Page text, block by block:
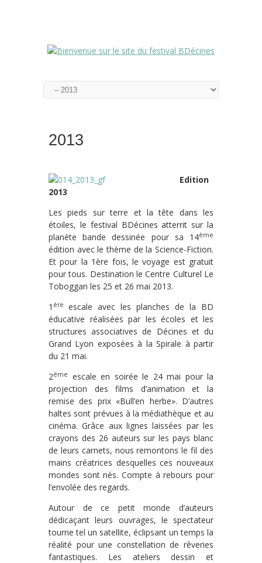
2013
Edition
2013
Les pieds sur terre et la tête dans les
étoiles, le festival BDécines atterrit sur la
planète bande dessinée pour sa 14ème
édition avec le thème de la Science-Fiction.
Et pour la 1ère fois, le voyage est gratuit
pour tous. Destination le Centre Culturel Le
Toboggan les 25 et 26 mai 2013.
1 ère escale avec les planches de la BD
éducative réalisées par les écoles et les
structures associatives de Décines et du
Grand Lyon exposées à la Spirale à partir
du 21 mai.
2ème
escale en soirée le 24 mai pour la
projection des films d’animation et la
remise des prix «Bull’en herbe». D’autres
haltes sont prévues à la médiathèque et au
cinéma. Grâce aux lignes laissées par les
crayons des 26 auteurs sur les pays blanc
de leurs carnets, nous remontons le fil des
mains créatrices desquelles ces nouveaux
mondes sont nés. Compte à rebours pour
l’envolée des regards.
Autour de ce petit monde d’auteurs
dédicaçant leurs ouvrages, le spectateur
tourne tel un satellite, éclipsant un temps la
réalité pour une constellation de rêveries
fantastiques. Les ateliers dessin et